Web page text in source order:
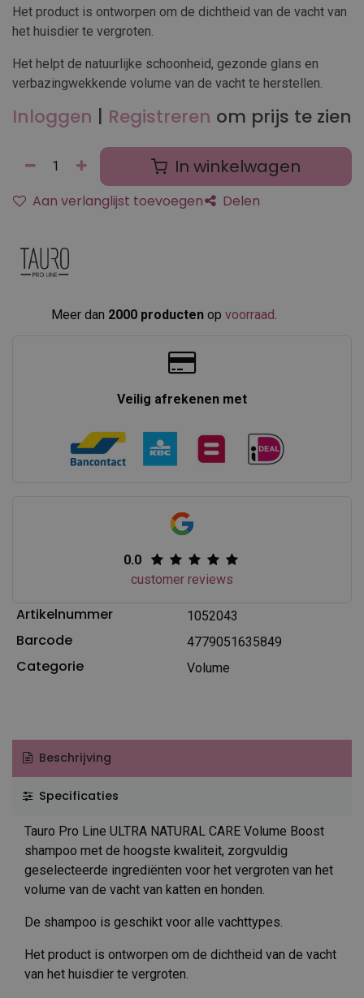
Het product is ontworpen om de dichtheid van de vacht van
het huisdier te vergroten.
Het helpt de natuurlijke schoonheid, gezonde glans en
verbazingwekkende volume van de vacht te herstellen.
Inloggen | Registreren om prijs te zien
In winkelwagen
Aan verlanglijst toevoegen Delen
Meer dan 2000 producten op voorraad
Veilig afrekenen met
0.0
customer reviews
Artikelnummer 1052043
Barcode 4779051635849
Categorie Volume
Beschrijving
Specificaties
Tauro Pro Line ULTRA NATURAL CARE Volume Boost
shampoo met de hoogste kwaliteit, zorgvuldig
geselecteerde ingrediënten voor het vergroten van het
volume van de vacht van katten en honden.
De shampoo is geschikt voor alle vachttypes.
Het product is ontworpen om de dichtheid van de vacht
van het huisdier te vergroten.